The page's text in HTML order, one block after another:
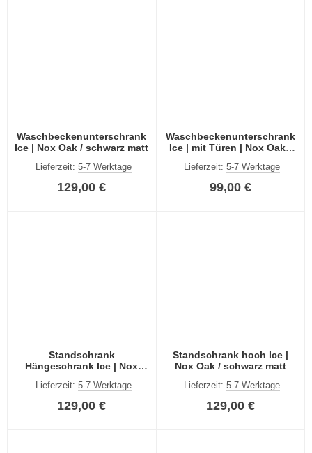
Waschbeckenunterschrank
Ice | Nox Oak / schwarz matt
Lieferzeit: 5-7 Werktage
129,00 €
Waschbeckenunterschrank
Ice | mit Türen | Nox Oak /
Lieferzeit:5-7 Werktage
99,00 €
Standschrank
Hängeschrank Ice | Nox
Lieferzeit: 5-7 Werktage
129,00 €
Standschrank hoch Ice |
Nox Oak / schwarz matt
Lieferzeit:5-7 Werktage
129,00 €